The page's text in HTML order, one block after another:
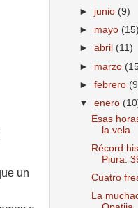
un
► junio (9)
► mayo (15)
►abril (11)
► marzo
►febrero
▼enero
Esas
la vela
Récord
Piura:
Cuatro
La